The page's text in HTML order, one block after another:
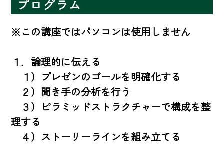
プログラム
※この講座ではパソコンは使用しません
１．論理的に伝える
１）プレゼンのゴールを明確化する
２）聞き手の分析を行う
３）ピラミッドストラクチャーで構成を整
理する
４）ストーリーラインを組み立てる